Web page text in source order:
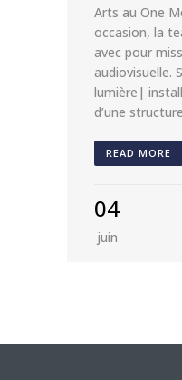
Arts au One
occasion, la
avec pour
audiovisuelle.
lumière|
d’une
READ MORE
04
juin